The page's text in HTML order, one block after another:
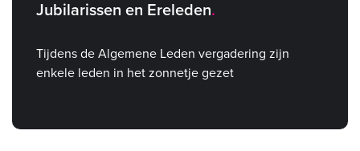
Jubilarissen en Ereleden
Tijdens de Algemene Leden vergadering zijn
enkele leden in het zonnetje gezet